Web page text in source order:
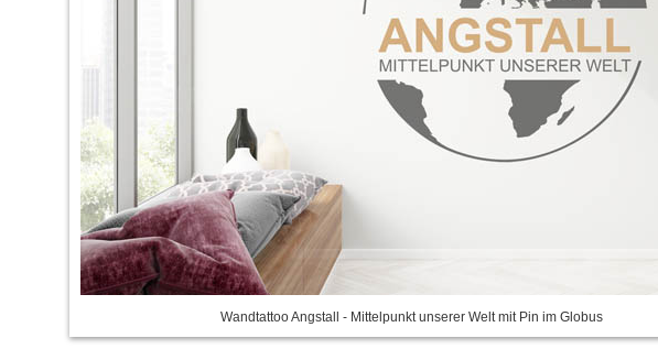
Wandtattoo Angstall - Mittelpunkt unserer Welt mit Pin im Globus